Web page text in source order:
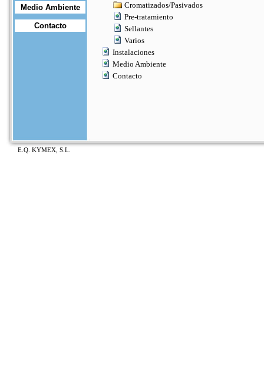
Medio Ambiente
Contacto
Cromatizados/Pasivados
Pre-tratamiento
Sellantes
Varios
Instalaciones
Medio Ambiente
Contacto
E.Q. KYMEX, S.L.